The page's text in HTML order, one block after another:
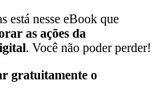
está nesse eBook que
as ações da
. Você não poder perder!
gratuitamente o